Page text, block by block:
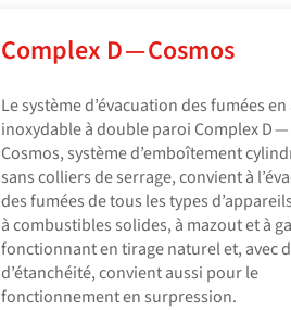
Complex D — Cosmos
Le système d’évacuation des fumées
inoxydable à double paroi Complex D —
Cosmos, système d’emboîtement
sans colliers de serrage, convient à
des fumées de tous les types d’appareils
à combustibles solides, à mazout et à
fonctionnant en tirage naturel et, avec
d’étanchéité, convient aussi pour le
fonctionnement en surpression.